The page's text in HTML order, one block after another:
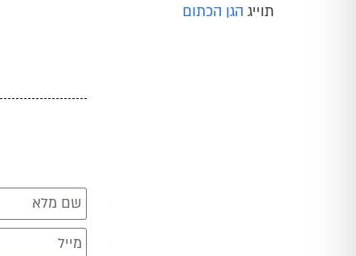
תוייג הגן הכתום